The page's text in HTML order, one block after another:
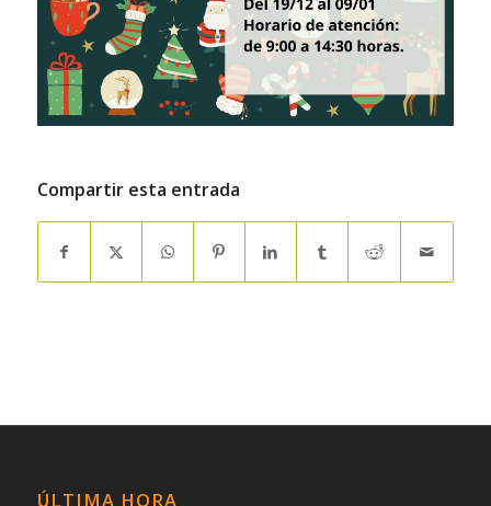
Compartir esta entrada
ÚLTIMA HORA